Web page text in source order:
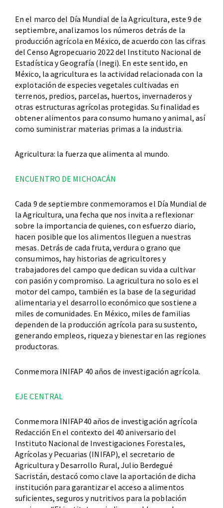
En el marco del Día Mundial de la Agricultura, este 9 de
septiembre, analizamos los números detrás de la
producción agrícola en México, de acuerdo con las cifras
del Censo Agropecuario 2022 del Instituto Nacional de
Estadística y Geografía (Inegi). En este sentido, en
México, la agricultura es la actividad relacionada con la
explotación de especies vegetales cultivadas en
terrenos, predios, parcelas, huertos, invernaderos y
otras estructuras agrícolas protegidas. Su finalidad es
obtener alimentos para consumo humano y animal, así
como suministrar materias primas a la industria.
Agricultura: la fuerza que alimenta al mundo.
ENCUENTRO DE MICHOACÁN
Cada 9 de septiembre conmemoramos el Día Mundial de
la Agricultura, una fecha que nos invita a reflexionar
sobre la importancia de quienes, con esfuerzo diario,
hacen posible que los alimentos lleguen a nuestras
mesas. Detrás de cada fruta, verdura o grano que
consumimos, hay historias de agricultores y
trabajadores del campo que dedican su vida a cultivar
con pasión y compromiso. La agricultura no solo es el
motor del campo, también es la base de la seguridad
alimentaria y el desarrollo económico que sostiene a
miles de comunidades. En México, miles de familias
dependen de la producción agrícola para su sustento,
generando empleos, riqueza y bienestar en las regiones
productoras.
Conmemora INIFAP 40 años de investigación agrícola.
EJE CENTRAL
Conmemora INIFAP40 años de investigación agrícola
Redacción En el contexto del 40 aniversario del
Instituto Nacional de Investigaciones Forestales,
Agrícolas y Pecuarias (INIFAP), el secretario de
Agricultura y Desarrollo Rural, Julio Berdegué
Sacristán, destacó como clave la aportación de dicha
institución para garantizar el acceso a alimentos
suficientes, seguros y nutritivos para la población